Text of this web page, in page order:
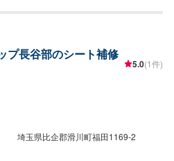
点や、不安な点はしっかり伺い、丁寧に
、ご入庫いただき、実車確認を経てお
します。お気軽にご相談ください。【作
車の確認・お見積もりの作成【3】車の
なお客様には、代車をお出しすること
。代車は、ご希望の車種がお選びいた
いております。※代車の燃料代はお客様に
・営業時間】定休日：不定休日曜日は
9:00~18:00
プ長谷部のシート補修
5.0(1件)
埼玉県比企郡滑川町福田1169-2